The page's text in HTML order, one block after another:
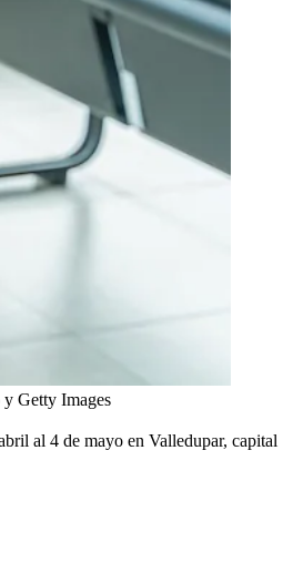
Getty Images
al 4 de mayo en Valledupar, capital